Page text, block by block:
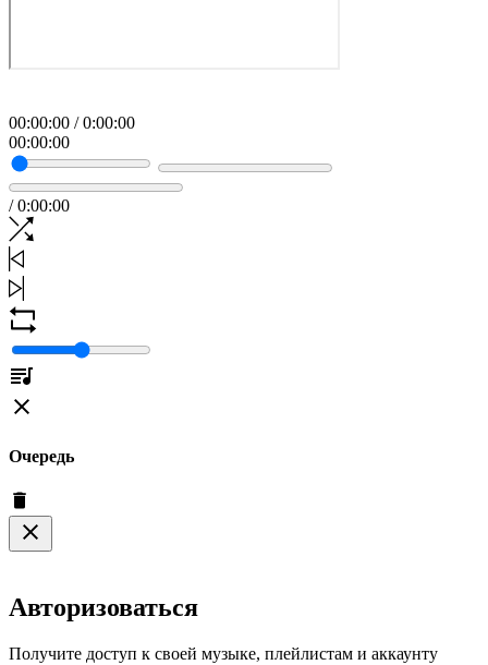
00:00:00 / 0:00:00
00:00:00
/ 0:00:00
Очередь
Авторизоваться
Получите доступ к своей музыке, плейлистам и аккаунту